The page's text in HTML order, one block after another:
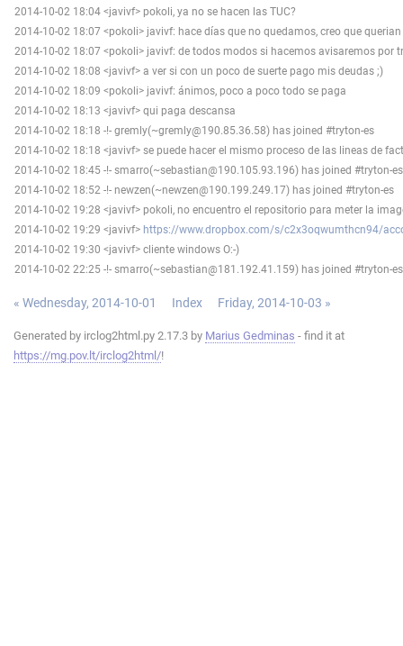
2014-10-02 18:04 <javivf> pokoli, ya no se hacen las TUC?
2014-10-02 18:07 <pokoli> javivf: hace días que no quedamos, creo que
2014-10-02 18:07 <pokoli> javivf: de todos modos si hacemos avisaremos por
2014-10-02 18:08 <javivf> a ver si con un poco de suerte pago mis deudas ;)
2014-10-02 18:09 <pokoli> javivf: ánimos, poco a poco todo se paga
2014-10-02 18:13 <javivf> qui paga descansa
2014-10-02 18:18 -!- gremly(~gremly@190.85.36.58) has joined #tryton-es
2014-10-02 18:18 <javivf> se puede hacer el mismo proceso de las lineas de
2014-10-02 18:45 -!- smarro(~sebastian@190.105.93.196) has joined #tryton-es
2014-10-02 18:52 -!- newzen(~newzen@190.199.249.17) has joined #tryton-es
2014-10-02 19:28 <javivf> pokoli, no encuentro el repositorio para meter la
2014-10-02 19:29 <javivf> https://www.dropbox.com/s/c2x3oqwumthcn94/
2014-10-02 19:30 <javivf> cliente windows O:-)
2014-10-02 22:25 -!- smarro(~sebastian@181.192.41.159) has joined #tryton-es
« Wednesday, 2014-10-01 Index Friday, 2014-10-03 »
Generated by irclog2html.py 2.17.3 by Marius Gedminas - find it at
https://mg.pov.lt/irclog2html/!